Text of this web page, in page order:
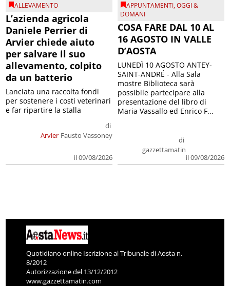
ALLEVAMENTO
L’azienda agricola
Daniele Perrier di
Arvier chiede aiuto
per salvare il suo
allevamento, colpito
da un batterio
Arvier
di
Fausto Vassoney
il 09/08/2026
Lanciata una raccolta fondi
per sostenere i costi veterinari
e far ripartire la stalla
APPUNTAMENTI,OGGI &
DOMANI
COSA FARE DAL 10 AL
16 AGOSTO IN VALLE
D’AOSTA
di
gazzettamatin
il 09/08/2026
LUNEDÌ 10 AGOSTO ANTEY-
SAINT-ANDRÉ - Alla Sala
mostre Biblioteca sarà
possibile partecipare alla
presentazione del libro di
Maria Vassallo ed Enrico F...
Quotidiano online Iscrizione al Tribunale di Aosta n.
8/2012
Autorizzazione del 13/12/2012
www.gazzettamatin.com